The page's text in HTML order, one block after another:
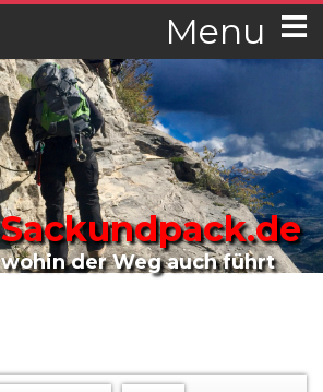
Menu
Sackundpack.de
wohin der Weg auch führt